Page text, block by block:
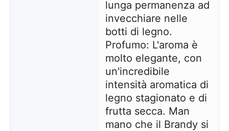
lunga permanenza ad
invecchiare nelle
botti di legno.
Profumo: L'aroma è
molto elegante, con
un'incredibile
intensità aromatica di
legno stagionato e di
frutta secca. Man
mano che il Brandy si